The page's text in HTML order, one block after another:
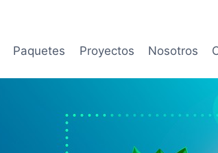
Paquetes Proyectos Nosotros